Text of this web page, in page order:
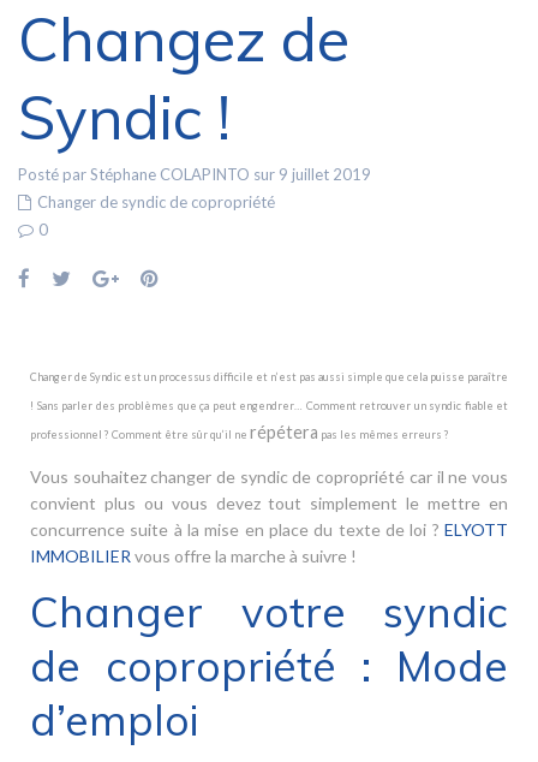
Changez de
Syndic !
Posté par Stéphane COLAPINTO sur 9 juillet 2019
Changer de syndic de copropriété
0
Changer de Syndic est un processus difficile et n’est pas aussi simple que cela puisse paraître
! Sans parler des problèmes que ça peut engendrer… Comment retrouver un syndic fiable et
professionnel ? Comment être sûr qu’il ne répétera pas les mêmes erreurs ?
Vous souhaitez changer de syndic de copropriété car il ne vous
convient plus ou vous devez tout simplement le mettre en
concurrence suite à la mise en place du texte de loi ? ELYOTT
IMMOBILIER vous offre la marche à suivre !
Changer votre syndic
de copropriété : Mode
d’emploi